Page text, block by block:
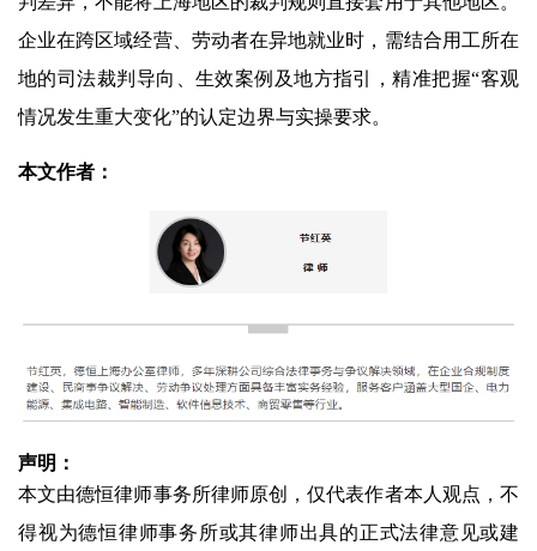
企业在跨区域经营、劳动者在异地就业时，需结合用工所在
地的司法裁判导向、生效案例及地方指引，精准把握“客观
情况发生重大变化”的认定边界与实操要求。
本文作者：
声明：
本文由德恒律师事务所律师原创，仅代表作者本人观点，不
得视为德恒律师事务所或其律师出具的正式法律意见或建